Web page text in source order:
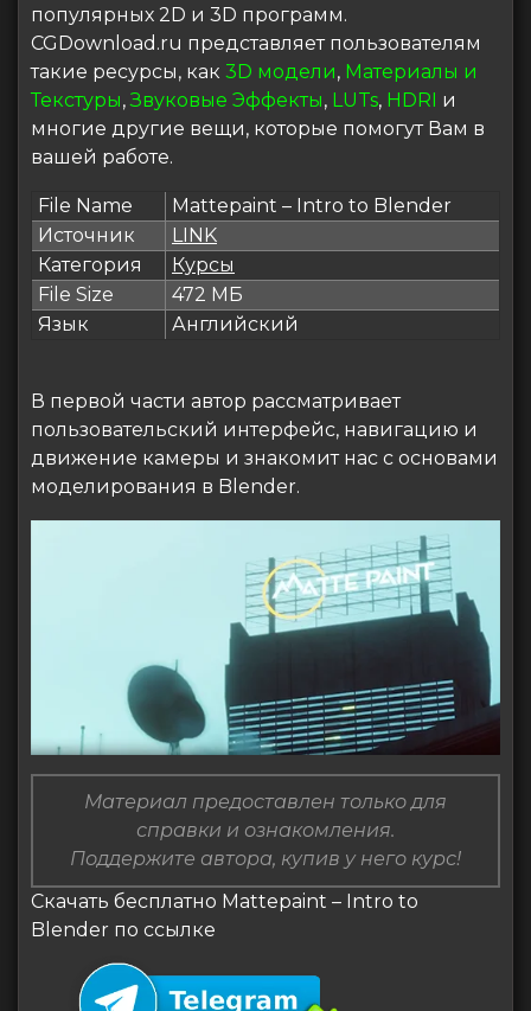
популярных 2D и 3D программ.
CGDownload.ru представляет пользователям
такие ресурсы, как 3D модели, Материалы и
Текстуры,Звуковые Эффекты, LUTs, HDRI и
многие другие вещи, которые помогут Вам в
вашей работе.
File Name
Mattepaint – Intro to Blender
Источник
LINK
Категория
Курсы
File Size
472 МБ
Язык
Английский
В первой части автор рассматривает
пользовательский интерфейс, навигацию и
движение камеры и знакомит нас с основами
моделирования в Blender.
Материал предоставлен только для
справки и ознакомления.
Поддержите автора, купив у него курс!
Скачать бесплатно Mattepaint – Intro to
Blender по ссылке